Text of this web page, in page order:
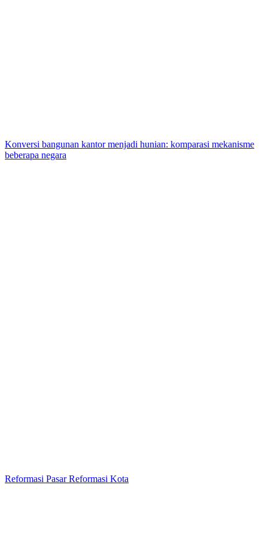
Konversi bangunan kantor menjadi hunian: komparasi mekanisme
beberapa negara
Reformasi Pasar Reformasi Kota